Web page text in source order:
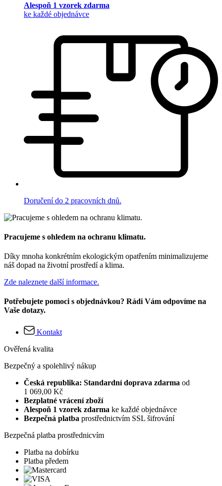
Alespoň 1 vzorek zdarma
ke každé objednávce
Doručení do 2 pracovních dnů.
Pracujeme s ohledem na ochranu klimatu.
Díky mnoha konkrétním ekologickým opatřením minimalizujeme
náš dopad na životní prostředí a klima.
Zde naleznete další informace.
Potřebujete pomoci s objednávkou? Rádi Vám odpovíme na
Vaše dotazy.
Kontakt
Ověřená kvalita
Bezpečný a spolehlivý nákup
Česká republika: Standardní doprava zdarma od
1 069,00 Kč
Bezplatné vrácení zboží
Alespoň 1 vzorek zdarma ke každé objednávce
Bezpečná platba prostřednictvím SSL šifrování
Bezpečná platba prostřednicvím
Platba na dobírku
Platba předem